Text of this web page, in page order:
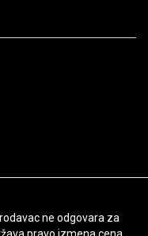
ne odgovara za